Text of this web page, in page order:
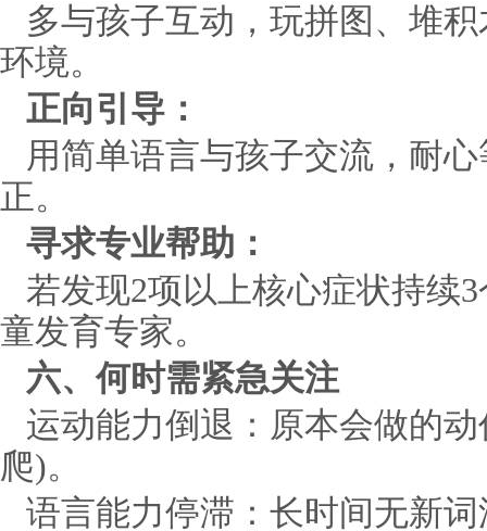
多与孩子互动，玩拼图、堆
环境。
正向引导：
用简单语言与孩子交流，耐
正。
寻求专业帮助：
若发现2项以上核心症状持续
童发育专家。
六、何时需紧急关注
运动能力倒退：原本会做的
爬)。
语言能力停滞：长时间无新